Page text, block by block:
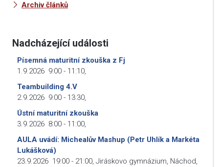
Archiv článků
Nadcházející události
Písemná maturitní zkouška z Fj
1.9.2026 9:00 - 11:10,
Teambuilding 4.V
2.9.2026 9:00 - 13:30,
Ústní maturitní zkouška
3.9.2026 8:00 - 11:00,
AULA uvádí: Michealův Mashup (Petr Uhlík a Markéta
Lukášková)
23.9.2026 19:00 - 21:00, Jiráskovo gymnázium, Náchod,